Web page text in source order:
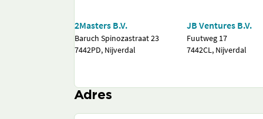
2Masters B.V.
Baruch Spinozastraat 23
7442PD, Nijverdal
JB Ventures B.V.
Fuutweg 17
7442CL, Nijverdal
Adres